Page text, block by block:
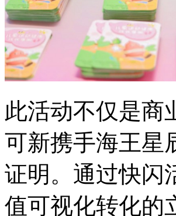
此活动不仅是商
可新携手海王星
证明。通过快闪
值可视化转化的